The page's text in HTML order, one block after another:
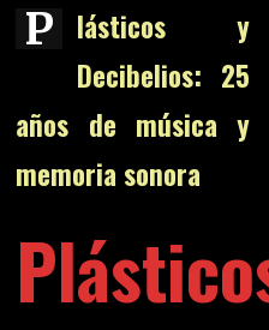
P
lásticos y
Decibelios: 25
años de música y
memoria sonora